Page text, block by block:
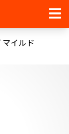
イルド